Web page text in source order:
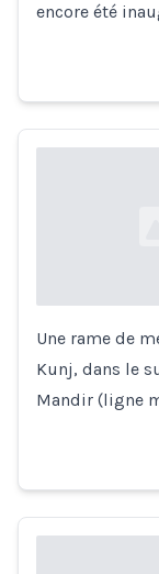
encore été
Une rame de
Kunj, dans le
Mandir (ligne